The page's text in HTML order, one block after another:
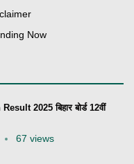
Now
2025 बिहार बोर्ड 12वीं
67 views